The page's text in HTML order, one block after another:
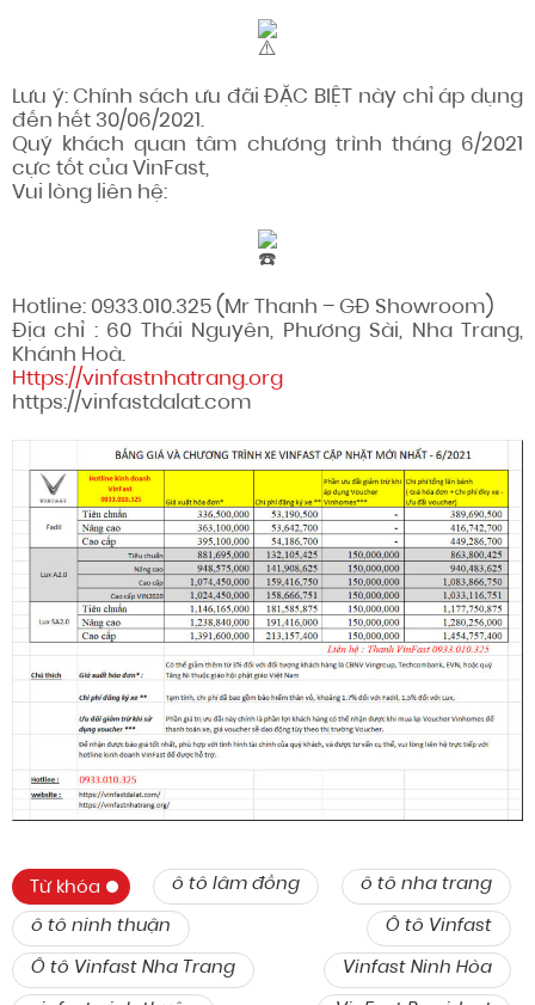
Lưu ý: Chính sách ưu đãi ĐẶC BIỆT này chỉ áp dụng
đến hết 30/06/2021.
Quý khách quan tâm chương trình tháng 6/2021
cực tốt của VinFast,
Vui lòng liên hệ:
Hotline: 0933.010.325 (Mr Thanh – GĐ Showroom)
Địa chỉ : 60 Thái Nguyên, Phương Sài, Nha Trang,
Khánh Hoà.
Https://vinfastnhatrang.org
https://vinfastdalat.com
Từ khóa ô tô lâm đồng ô tô nha trang
ô tô ninh thuận Ô tô Vinfast
Ô tô Vinfast Nha Trang Vinfast Ninh Hòa